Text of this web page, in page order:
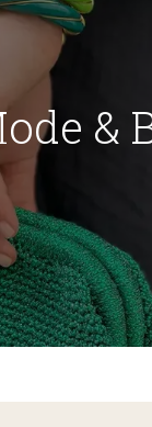
&